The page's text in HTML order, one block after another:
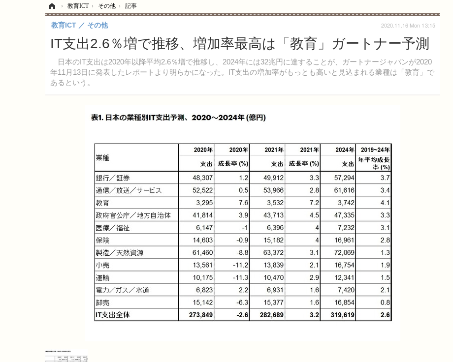
› 教育ICT › その他 › 記事
IT支出2.6％増で推移、増加率最高は「教育」ガートナー予測
日本のIT支出は2020年以降平均2.6％増で推移し、2024年には32兆円に達することが、ガートナージャパンが2020
年11月13日に発表したレポートより明らかになった。IT支出の増加率がもっとも高いと見込まれる業種は「教育」で
あるという。
教育ICT その他 2020.11.16 Mon 13:15